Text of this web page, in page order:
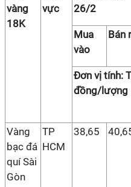
vàng
18K
vực
26/2
Mua
vào
Bán
Đơn vị tính:
đồng/lượng
Vàng
bạc đá
quí Sài
Gòn
TP
HCM
38,65